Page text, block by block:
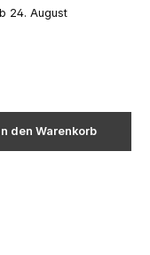
24. August
den Warenkorb